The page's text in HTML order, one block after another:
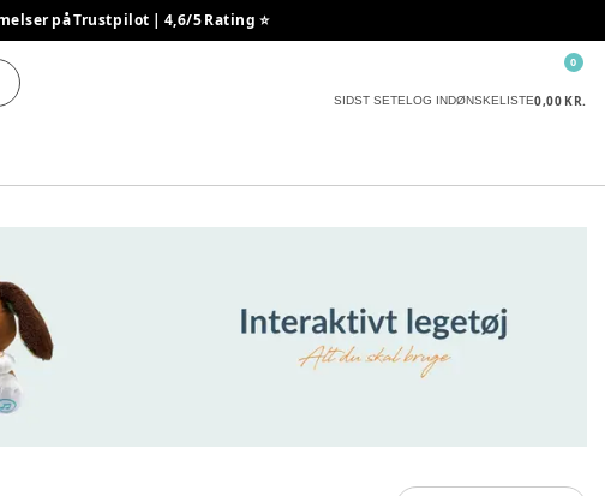
på Trustpilot | 4,6/5 Rating ⭐️
SIDST SETELOG INDØNSKELISTE0,00 KR.
0